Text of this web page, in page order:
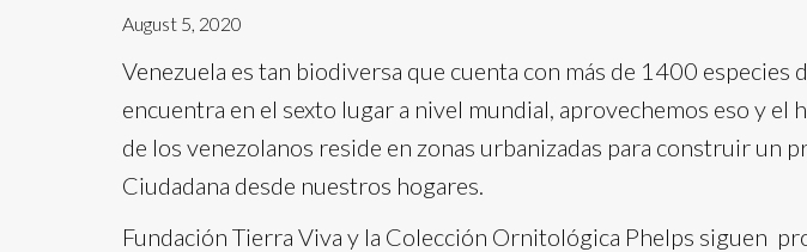
August 5, 2020
Venezuela es tan biodiversa que cuenta con más de 1400 especies
encuentra en el sexto lugar a nivel mundial, aprovechemos eso y el
de los venezolanos reside en zonas urbanizadas para construir un
Ciudadana desde nuestros hogares.
Fundación Tierra Viva y la Colección Ornitológica Phelps siguen